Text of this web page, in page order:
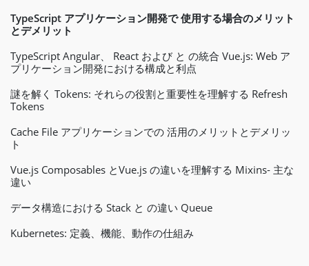
TypeScript アプリケーション開発で 使用する場合のメリット
とデメリット
TypeScript Angular、 React および と の統合 Vue.js: Web ア
プリケーション開発における構成と利点
謎を解く Tokens: それらの役割と重要性を理解する Refresh
Tokens
Cache File アプリケーションでの 活用のメリットとデメリッ
ト
Vue.js Composables とVue.js の違いを理解する Mixins- 主な
違い
データ構造における Stack と の違い Queue
Kubernetes: 定義、機能、動作の仕組み